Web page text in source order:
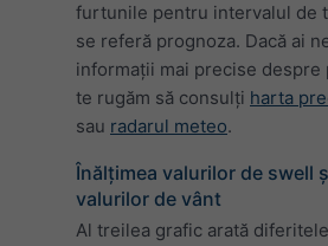
furtunile pentru intervalul de
se referă prognoza. Dacă ai
informații mai precise despre
te rugăm să consulți harta
sau radarul meteo.
Înălțimea valurilor de swell
valurilor de vânt
Al treilea grafic arată